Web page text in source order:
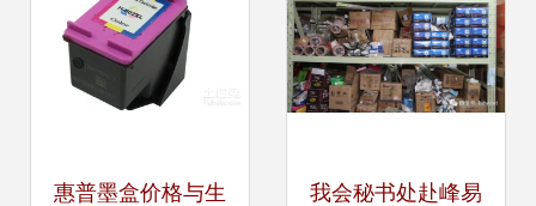
惠普墨盒价格与生 我会秘书处赴峰易